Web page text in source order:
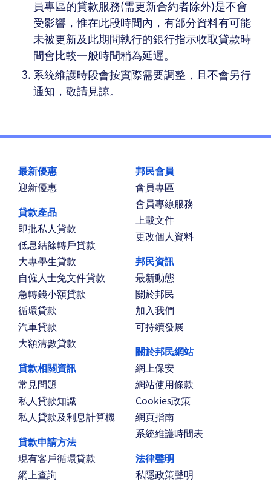
員專區的貸款服務(需更新合約者除外)是不會
受影響，惟在此段時間內，有部分資料有可能
未被更新及此期間執行的銀行指示收取貸款時
間會比較一般時間稍為延遲。
系統維護時段會按實際需要調整，且不會另行
通知，敬請見諒。
最新優惠
迎新優惠
貸款產品
即批私人貸款
低息結餘轉戶貸款
大專學生貸款
自僱人士免文件貸款
急轉錢小額貸款
循環貸款
汽車貸款
大額清數貸款
貸款相關資訊
常見問題
私人貸款知識
私人貸款及利息計算機
貸款申請方法
現有客戶循環貸款
網上查詢
邦民會員
會員專區
會員專線服務
上載文件
更改個人資料
邦民資訊
最新動態
關於邦民
加入我們
可持續發展
關於邦民網站
網上保安
網站使用條款
Cookies政策
網頁指南
系統維護時間表
法律聲明
私隱政策聲明